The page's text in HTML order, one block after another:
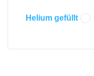
Helium gefüllt